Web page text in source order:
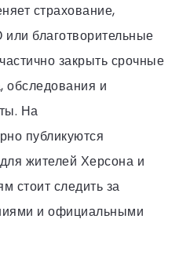
страхование,
благотворительные
закрыть срочные
обследования и
На
публикуются
жителей Херсона и
стоит следить за
и официальными